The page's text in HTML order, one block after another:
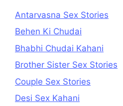
Antarvasna Sex Stories
Behen Ki Chudai
Bhabhi Chudai Kahani
Brother Sister Sex Stories
Couple Sex Stories
Desi Sex Kahani